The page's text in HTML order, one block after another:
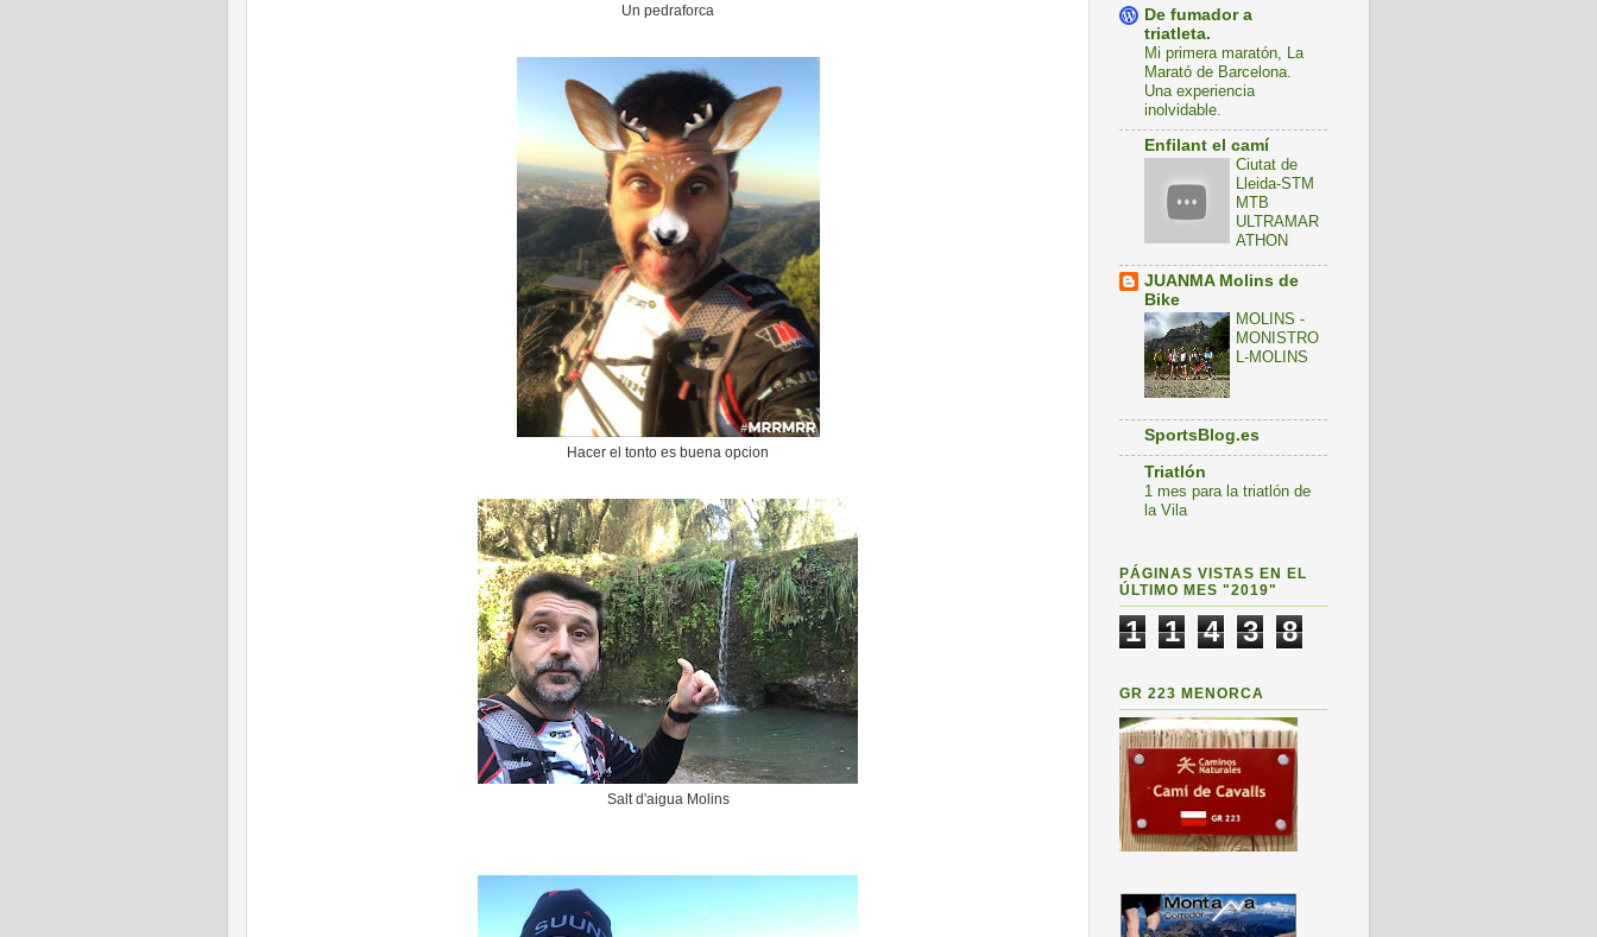
Un pedraforca
Hacer el tonto es buena opcion
Salt d'aigua Molins
De fumador a
triatleta.
Mi primera maratón, La
Marató de Barcelona.
Una experiencia
inolvidable.
Enfilant el camí
Ciutat de
Lleida-STM
MTB
ULTRAMAR
ATHON
JUANMA Molins de
Bike
MOLINS -
MONISTRO
L-MOLINS
SportsBlog.es
Triatlón
1 mes para la triatlón de
la Vila
PÁGINAS VISTAS EN EL
ÚLTIMO MES "2019"
1 1 4 3 8
GR 223 MENORCA